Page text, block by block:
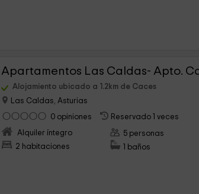
Alojamiento ubicado a 1.2km de Caces
Las Caldas, Asturias
0 opiniones
Reservado 1 veces
Alquiler íntegro
2 habitaciones
5 personas
1 baños